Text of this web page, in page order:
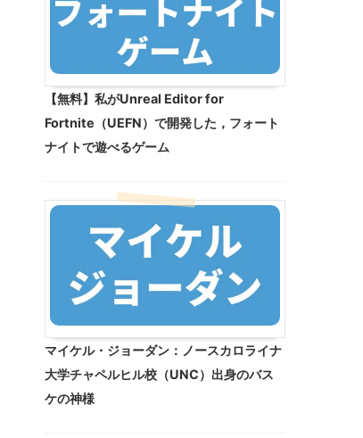
【無料】私がUnreal Editor for
Fortnite（UEFN）で開発した，フォート
ナイトで遊べるゲーム
マイケル・ジョーダン：ノースカロライナ
大学チャペルヒル校（UNC）出身のバス
ケの神様